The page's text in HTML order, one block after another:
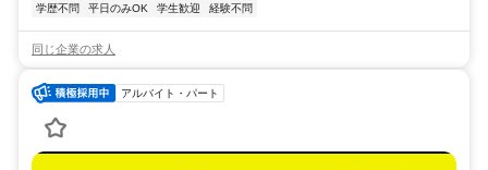
学歴不問
平日のみOK 学生歓迎 経験不問
同じ企業の求人
アルバイト・パート